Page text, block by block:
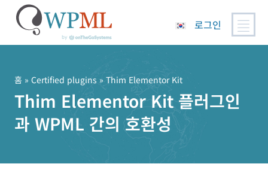
로그인
홈 » Certified plugins » Thim Elementor Kit
Thim Elementor Kit 플러그인
과 WPML 간의 호환성